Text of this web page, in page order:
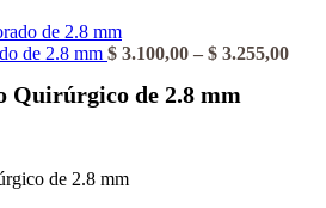
desde
de 2.8 mm $ 3.100,00 – $ 3.255,00
Quirúrgico de 2.8 mm
de 2.8 mm